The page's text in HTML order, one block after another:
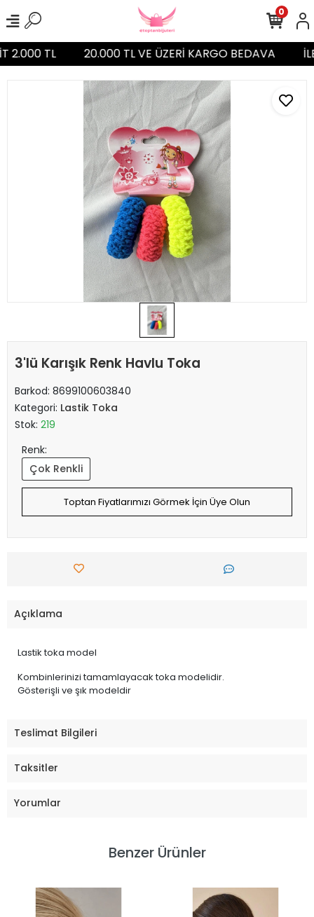
2.000 TL 20.000 TL VE ÜZERİ KARGO BEDAVA
0
3'lü Karışık Renk Havlu Toka
Barkod: 8699100603840
Kategori: Lastik Toka
Stok: 219
Renk:
Çok Renkli
Toptan Fiyatlarımızı Görmek İçin Üye Olun
Açıklama
Lastik toka model
Kombinlerinizi tamamlayacak toka modelidir.
Gösterişli ve şık modeldir
Teslimat Bilgileri
Taksitler
Yorumlar
Benzer Ürünler